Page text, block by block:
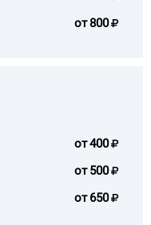
от800
от400
от 500
от 650